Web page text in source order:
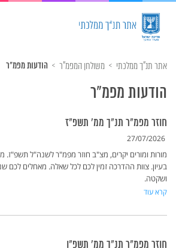
אתר תנ"ך ממלכתי משולחן המפמ"ר הודעות מפמ"ר
הודעות מפמ"ר
חוזר מפמ"ר תנ"ך ממ' תשפ"ז
27/07/2026
מורות ומורים יקרים, מצ"ב חוזר מפמ"ר לשנה"ל תשפ"ז.
בעיון. צוות ההדרכה זמין לכם לכל שאלה. מאחלים לכם
ושקטה.
קרא עוד
חוזר מפמ"ר תנ"ך ממ' תשפ"ו